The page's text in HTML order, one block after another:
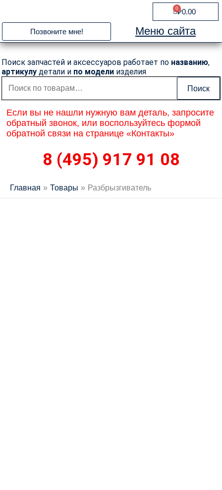
содержимому
₽0.00
0
Cart
Позвоните мне! Меню сайта
Поиск запчастей и аксессуаров работает по названию,
артикулу детали и по модели изделия
Искать:
Поиск
Если вы не нашли нужную вам деталь, запросите
обратный звонок, или воспользуйтесь формой
обратной связи на странице «Контакты»
8 (495) 917 91 08
Главная Товары Разбрызгиватель